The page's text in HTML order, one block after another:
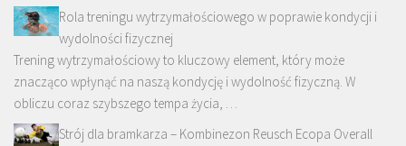
Rola treningu wytrzymałościowego w poprawie kondycji i
wydolności fizycznej
Trening wytrzymałościowy to kluczowy element, który może
znacząco wpłynąć na naszą kondycję i wydolność fizyczną. W
obliczu coraz szybszego tempa życia, …
Strój dla bramkarza – Kombinezon Reusch Ecopa Overall